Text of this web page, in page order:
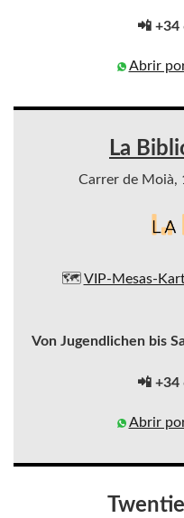
📲 +34
Abrir
La
Carrer de Moià,
🗺️ VIP-Mesas-
Von Jugendlichen bis
📲 +34
Abrir